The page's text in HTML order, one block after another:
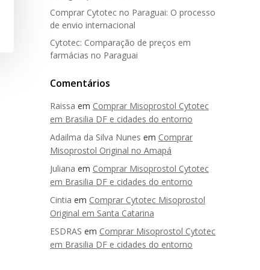
Comprar Cytotec no Paraguai: O processo
de envio internacional
Cytotec: Comparação de preços em
farmácias no Paraguai
Comentários
Raissa em Comprar Misoprostol Cytotec
em Brasilia DF e cidades do entorno
Adailma da Silva Nunes em Comprar
Misoprostol Original no Amapá
Juliana em Comprar Misoprostol Cytotec
em Brasilia DF e cidades do entorno
Cintia em Comprar Cytotec Misoprostol
Original em Santa Catarina
ESDRAS em Comprar Misoprostol Cytotec
em Brasilia DF e cidades do entorno